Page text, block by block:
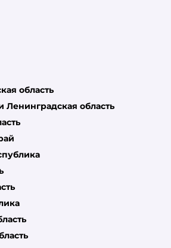
область
Ленинградская область